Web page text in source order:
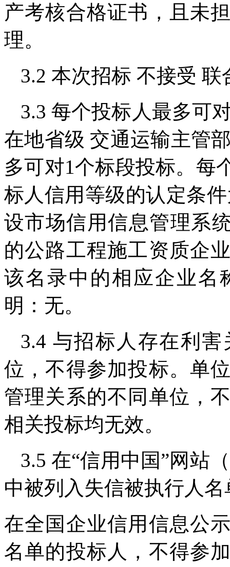
产考核合格证书，且未
理。
3.2 本次招标 不接受 联
3.3 每个投标人最多可
在地省级 交通运输主管
多可对1个标段投标。每
标人信用等级的认定条
设市场信用信息管理系
的公路工程施工资质企
该名录中的相应企业名
明：无。
3.4 与招标人存在利
位，不得参加投标。单
管理关系的不同单位，
相关投标均无效。
3.5 在“信用中国”网站
中被列入失信被执行人
在全国企业信用信息公
名单的投标人，不得参